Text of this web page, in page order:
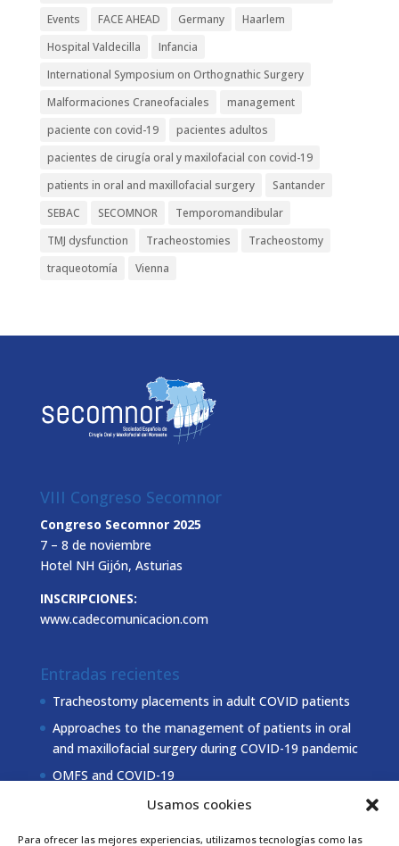
Usamos cookies
Para ofrecer las mejores experiencias, utilizamos tecnologías como las
Events
FACE AHEAD Germany
Haarlem
Hospital Valdecilla
Infancia
International Symposium on Orthognathic Surgery
Malformaciones Craneofaciales
management
paciente con covid-19
pacientes adultos
pacientes de cirugía oral y maxilofacial con covid-19
patients in oral and maxillofacial surgery
Santander
SEBAC
SECOMNOR
Temporomandibular
TMJ dysfunction
Tracheostomies
Tracheostomy
traqueotomía
Vienna
VIII Congreso Secomnor
Congreso Secomnor 2025
7 – 8 de noviembre
Hotel NH Gijón, Asturias
INSCRIPCIONES:
www.cadecomunicacion.com
Entradas recientes
Tracheostomy placements in adult COVID patients
Approaches to the management of patients in oral
and maxillofacial surgery during COVID-19 pandemic
OMFS and COVID-19
Coordinación Secomnor